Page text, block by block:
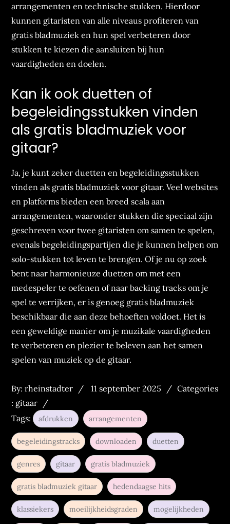
arrangementen en technische stukken. Hierdoor
kunnen gitaristen van alle niveaus profiteren van
gratis bladmuziek en hun spel verbeteren door
stukken te kiezen die aansluiten bij hun
vaardigheden en doelen.
Kan ik ook duetten of
begeleidingsstukken vinden
als gratis bladmuziek voor
gitaar?
Ja, je kunt zeker duetten en begeleidingsstukken
vinden als gratis bladmuziek voor gitaar. Veel websites
en platforms bieden een breed scala aan
arrangementen, waaronder stukken die speciaal zijn
geschreven voor twee gitaristen om samen te spelen,
evenals begeleidingspartijen die je kunnen helpen om
solo-stukken tot leven te brengen. Of je nu op zoek
bent naar harmonieuze duetten om met een
medespeler te oefenen of naar backing tracks om je
spel te verrijken, er is genoeg gratis bladmuziek
beschikbaar die aan deze behoeften voldoet. Het is
een geweldige manier om je muzikale vaardigheden
te verbeteren en plezier te beleven aan het samen
spelen van muziek op de gitaar.
By:rheinstadter
Posted
11 september 2025
Categories
Categories
: gitaar
Tags:
afdrukken arrangementen
begeleidingstracks downloaden duetten
genres gitaar gratis bladmuziek
gratis bladmuziek gitaar hedendaagse hits
klassiekers moeilijkheidsgraden mogelijkheden